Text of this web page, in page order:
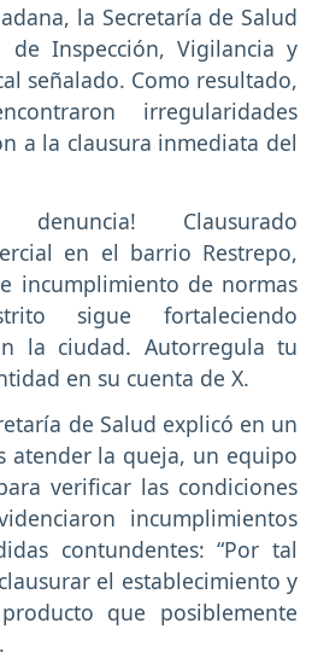
la Secretaría de Salud
Inspección, Vigilancia y
señalado. Como resultado,
irregularidades
a la clausura inmediata del
denuncia! Clausurado
en el barrio Restrepo,
incumplimiento de normas
sigue fortaleciendo
la ciudad. Autorregula tu
en su cuenta de X.
de Salud explicó en un
atender la queja, un equipo
verificar las condiciones
incumplimientos
contundentes: “Por tal
el establecimiento y
que posiblemente